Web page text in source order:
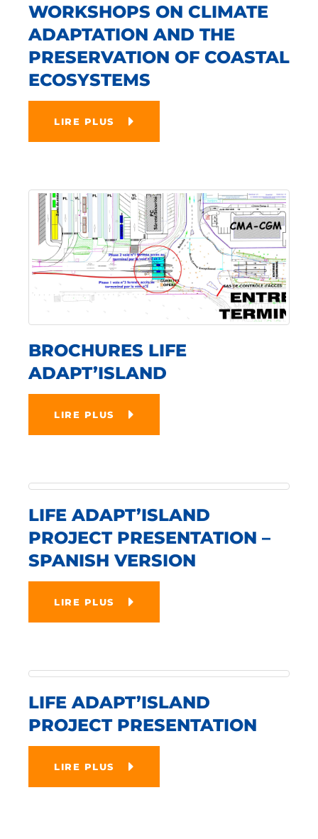
WORKSHOPS ON CLIMATE
ADAPTATION AND THE
PRESERVATION OF COASTAL
ECOSYSTEMS
LIRE PLUS
BROCHURES LIFE
ADAPT’ISLAND
LIRE PLUS
LIFE ADAPT’ISLAND
PROJECT PRESENTATION –
SPANISH VERSION
LIRE PLUS
LIFE ADAPT’ISLAND
PROJECT PRESENTATION
LIRE PLUS